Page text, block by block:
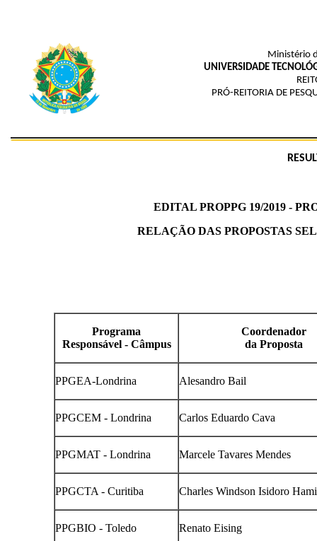
Ministério
UNIVERSIDADE
PRÓ-REITORIA DE
EDITAL PROPPG 19/2019 -
RELAÇÃO DAS PROPOSTAS
Programa
Responsável - Câmpus
Coordenador
da Proposta
PPGEA-Londrina Alesandro Bail
PPGCEM - Londrina Carlos Eduardo Cava
PPGMAT - Londrina Marcele Tavares Mendes
PPGCTA - Curitiba Charles Windson Isidoro
PPGBIO - Toledo Renato Eising